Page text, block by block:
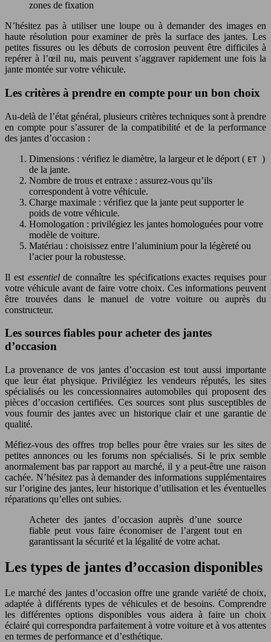
zones de fixation
N’hésitez pas à utiliser une loupe ou à demander des images en
haute résolution pour examiner de près la surface des jantes. Les
petites fissures ou les débuts de corrosion peuvent être difficiles à
repérer à l’œil nu, mais peuvent s’aggraver rapidement une fois la
jante montée sur votre véhicule.
Les critères à prendre en compte pour un bon choix
Au-delà de l’état général, plusieurs critères techniques sont à prendre
en compte pour s’assurer de la compatibilité et de la performance
des jantes d’occasion :
Dimensions : vérifiez le diamètre, la largeur et le déport ( ET )
de la jante.
Nombre de trous et entraxe : assurez-vous qu’ils
correspondent à votre véhicule.
Charge maximale : vérifiez que la jante peut supporter le
poids de votre véhicule.
Homologation : privilégiez les jantes homologuées pour votre
modèle de voiture.
Matériau : choisissez entre l’aluminium pour la légèreté ou
l’acier pour la robustesse.
Il est essentielde connaître les spécifications exactes requises pour
votre véhicule avant de faire votre choix. Ces informations peuvent
être trouvées dans le manuel de votre voiture ou auprès du
constructeur.
Les sources fiables pour acheter des jantes
d’occasion
La provenance de vos jantes d’occasion est tout aussi importante
que leur état physique. Privilégiez les vendeurs réputés, les sites
spécialisés ou les concessionnaires automobiles qui proposent des
pièces d’occasion certifiées. Ces sources sont plus susceptibles de
vous fournir des jantes avec un historique clair et une garantie de
qualité.
Méfiez-vous des offres trop belles pour être vraies sur les sites de
petites annonces ou les forums non spécialisés. Si le prix semble
anormalement bas par rapport au marché, il y a peut-être une raison
cachée. N’hésitez pas à demander des informations supplémentaires
sur l’origine des jantes, leur historique d’utilisation et les éventuelles
réparations qu’elles ont subies.
Acheter des jantes d’occasion auprès d’une source
fiable peut vous faire économiser de l’argent tout en
garantissant la sécurité et la légalité de votre achat.
Les types de jantes d’occasion disponibles
Le marché des jantes d’occasion offre une grande variété de choix,
adaptée à différents types de véhicules et de besoins. Comprendre
les différentes options disponibles vous aidera à faire un choix
éclairé qui correspondra parfaitement à votre voiture et à vos attentes
en termes de performance et d’esthétique.